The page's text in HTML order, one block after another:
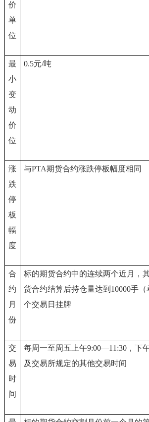
价
单
位
最
小
变
动
价
位
0.5元/吨
涨
跌
停
板
幅
度
与PTA期货合约涨跌停板幅度相同
合
约
月
份
标的期货合约中的连续两个近月，
货合约结算后持仓量达到10000手
个交易日挂牌
交
易
时
间
每周一至周五上午9:00—11:30，下
及交易所规定的其他交易时间